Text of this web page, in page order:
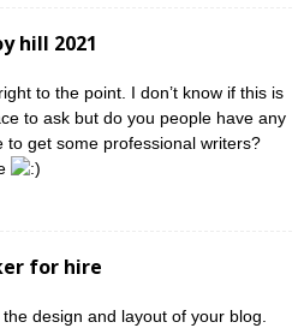
hill 2021
to the point. I don’t know if this is
to ask but do you people have any
to get some professional writers?
for hire
the design and layout of your blog.